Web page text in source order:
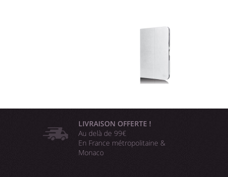
LIVRAISON OFFERTE !
Au delà de 99€
En France métropolitaine &
Monaco